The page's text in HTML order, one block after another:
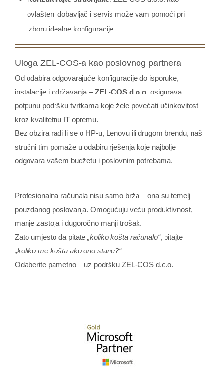
ovlašteni dobavljač i servis može vam pomoći pri
izboru idealne konfiguracije.
Uloga ZEL-COS-a kao poslovnog partnera
Od odabira odgovarajuće konfiguracije do isporuke,
instalacije i održavanja –ZEL-COS d.o.o. osigurava
potpunu podršku tvrtkama koje žele povećati učinkovitost
kroz kvalitetnu IT opremu.
Bez obzira radi li se o HP-u, Lenovu ili drugom brendu, naš
stručni tim pomaže u odabiru rješenja koje najbolje
odgovara vašem budžetu i poslovnim potrebama.
Profesionalna računala nisu samo brža – ona su temelj
pouzdanog poslovanja. Omogućuju veću produktivnost,
manje zastoja i dugoročno manji trošak.
Zato umjesto da pitate „koliko košta računalo“, pitajte
„koliko me košta ako ono stane?“
Odaberite pametno – uz podršku ZEL-COS d.o.o.